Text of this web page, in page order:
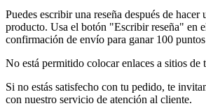
Puedes escribir una reseña después de hacer
producto. Usa el botón "Escribir reseña" en
confirmación de envío para ganar 100
No está permitido colocar enlaces a sitios de
Si no estás satisfecho con tu pedido, te
con nuestro servicio de atención al cliente.